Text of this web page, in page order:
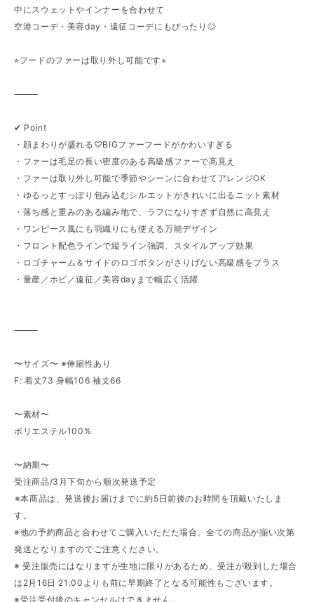
中にスウェットやインナーを合わせて
空港コーデ・美容day・遠征コーデにもぴったり◎
⭐︎フードのファーは取り外し可能です⭐︎
⸻
✔︎ Point
・顔まわりが盛れる♡BIGファーフードがかわいすぎる
・ファーは毛足の長い密度のある高級感ファーで高見え
・ファーは取り外し可能で季節やシーンに合わせてアレンジOK
・ゆるっとすっぽり包み込むシルエットがきれいに出るニット素材
・落ち感と重みのある編み地で、ラフになりすぎず自然に高見え
・ワンピース風にも羽織りにも使える万能デザイン
・フロント配色ラインで縦ライン強調、スタイルアップ効果
・ロゴチャーム＆サイドのロゴボタンがさりげない高級感をプラス
・量産／ホビ／遠征／美容dayまで幅広く活躍
⸻
〜サイズ〜 ※伸縮性あり
F: 着丈73 身幅106 袖丈66
〜素材〜
ポリエステル100%
〜納期〜
受注商品/3月下旬から順次発送予定
⁡※本商品は、発送後お届けまでに約5日前後のお時間を頂戴いたしま
す。
※他の予約商品と合わせてご購入いただた場合、全ての商品が揃い次第
発送となりますのでご注意ください。
※ 受注販売にはなりますが生地に限りがあるため、受注が殺到した場合
は2月16日 21:00よりも前に早期終了となる可能性もございます。
※受注受付後のキャンセルはできません。